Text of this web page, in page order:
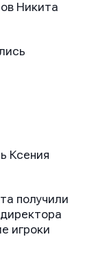
Никита
Ксения
получили
игроки